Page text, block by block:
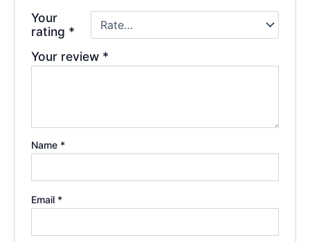
Your
rating *
Your review *
Name *
Email *